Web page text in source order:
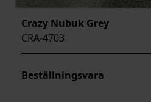
Crazy Nubuk Grey
CRA-4703
Beställningsvara